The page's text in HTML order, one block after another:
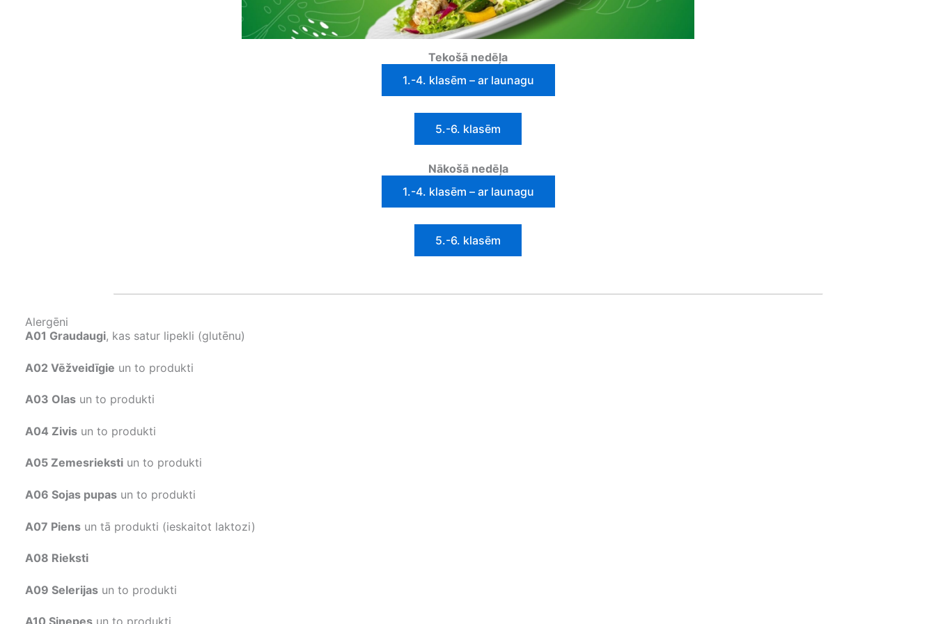
Tekošā nedēļa
1.-4. klasēm – ar launagu
5.-6. klasēm
Nākošā nedēļa
1.-4. klasēm – ar launagu
5.-6. klasēm
Alergēni
A01 Graudaugi, kas satur lipekli (glutēnu)
A02 Vēžveidīgie un to produkti
A03 Olas un to produkti
A04 Zivis un to produkti
A05 Zemesrieksti un to produkti
A06 Sojas pupas un to produkti
A07 Piens un tā produkti (ieskaitot laktozi)
A08 Rieksti
A09 Selerijas un to produkti